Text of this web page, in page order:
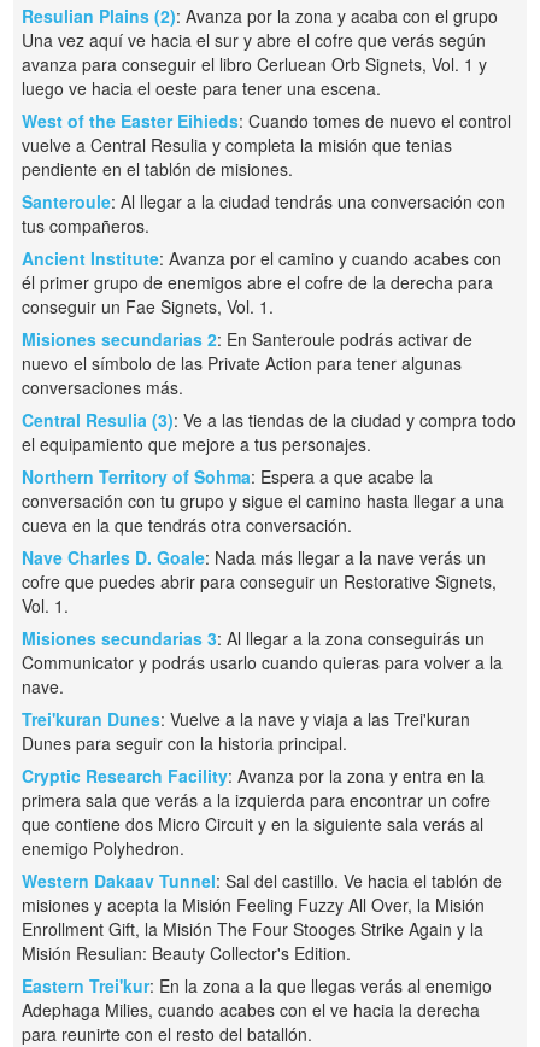
Resulian Plains (2): Avanza por la zona y acaba con el grupo
Una vez aquí ve hacia el sur y abre el cofre que verás según
avanza para conseguir el libro Cerluean Orb Signets, Vol. 1 y
luego ve hacia el oeste para tener una escena.
West of the Easter Eihieds: Cuando tomes de nuevo el control
vuelve a Central Resulia y completa la misión que tenias
pendiente en el tablón de misiones.
Santeroule: Al llegar a la ciudad tendrás una conversación con
tus compañeros.
Ancient Institute: Avanza por el camino y cuando acabes con
él primer grupo de enemigos abre el cofre de la derecha para
conseguir un Fae Signets, Vol. 1.
Misiones secundarias 2: En Santeroule podrás activar de
nuevo el símbolo de las Private Action para tener algunas
conversaciones más.
Central Resulia (3): Ve a las tiendas de la ciudad y compra todo
el equipamiento que mejore a tus personajes.
Northern Territory of Sohma: Espera a que acabe la
conversación con tu grupo y sigue el camino hasta llegar a una
cueva en la que tendrás otra conversación.
Nave Charles D. Goale: Nada más llegar a la nave verás un
cofre que puedes abrir para conseguir un Restorative Signets,
Vol. 1.
Misiones secundarias 3: Al llegar a la zona conseguirás un
Communicator y podrás usarlo cuando quieras para volver a la
nave.
Trei'kuran Dunes: Vuelve a la nave y viaja a las Trei'kuran
Dunes para seguir con la historia principal.
Cryptic Research Facility: Avanza por la zona y entra en la
primera sala que verás a la izquierda para encontrar un cofre
que contiene dos Micro Circuit y en la siguiente sala verás al
enemigo Polyhedron.
Western Dakaav Tunnel: Sal del castillo. Ve hacia el tablón de
misiones y acepta la Misión Feeling Fuzzy All Over, la Misión
Enrollment Gift, la Misión The Four Stooges Strike Again y la
Misión Resulian: Beauty Collector's Edition.
Eastern Trei'kur: En la zona a la que llegas verás al enemigo
Adephaga Milies, cuando acabes con el ve hacia la derecha
para reunirte con el resto del batallón.